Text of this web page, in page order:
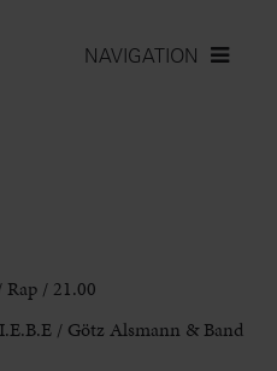
NAVIGATION
/ 21.00
E.B.E / Götz Alsmann & Band